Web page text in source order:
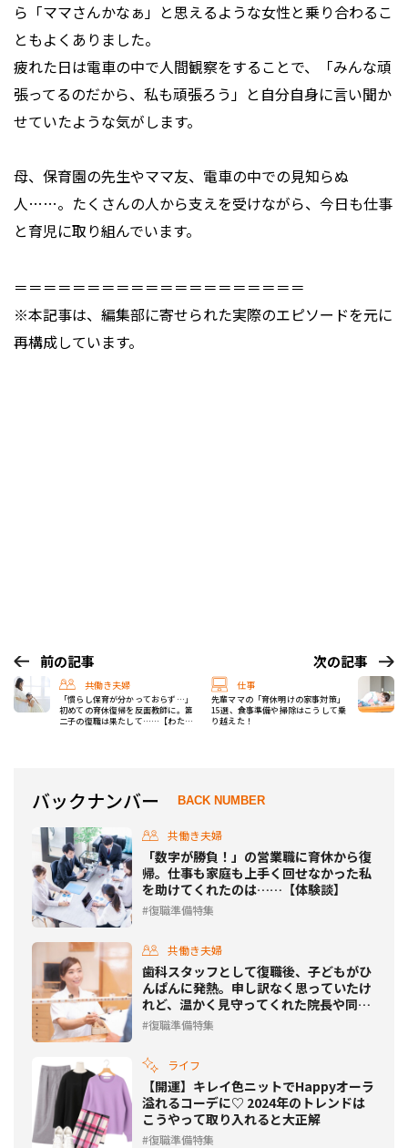
ら「ママさんかなぁ」と思えるような女性と乗り合わるこ
ともよくありました。
疲れた日は電車の中で人間観察をすることで、「みんな頑
張ってるのだから、私も頑張ろう」と自分自身に言い聞か
せていたような気がします。
母、保育園の先生やママ友、電車の中での見知らぬ
人……。たくさんの人から支えを受けながら、今日も仕事
と育児に取り組んでいます。
＝＝＝＝＝＝＝＝＝＝＝＝＝＝＝＝＝＝＝＝
※本記事は、編集部に寄せられた実際のエピソードを元に
再構成しています。
前の記事
共働き夫婦
「慣らし保育が分かっておらず…」
初めての育休復帰を反面教師に。第
二子の復職は果たして……【わたし
次の記事
仕事
先輩ママの「育休明けの家事対策」
15選、食事準備や掃除はこうして乗
り越えた！
バックナンバー BACK NUMBER
共働き夫婦
「数字が勝負！」の営業職に育休から復
帰。仕事も家庭も上手く回せなかった私
を助けてくれたのは……【体験談】
復職準備特集
共働き夫婦
歯科スタッフとして復職後、子どもがひ
んぱんに発熱。申し訳なく思っていたけ
れど、温かく見守ってくれた院長や同僚
に感謝！【体験談】
復職準備特集
ライフ
【開運】キレイ色ニットでHappyオーラ
溢れるコーデに♡ 2024年のトレンドは
こうやって取り入れると大正解
復職準備特集